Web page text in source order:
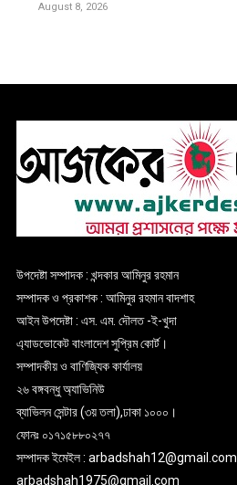
August 8, 2026
উপদেষ্টা সম্পাদক : খন্দকার আমিনুর রহমান
সম্পাদক ও প্রকাশক : আমিনুর রহমান বাদশাহ
আইন উপদেষ্টা : এস. এম. দৌলত -ই-খুদা
এ্যাডভোকেট বাংলাদেশ সুপ্রিম কোর্ট।
সম্পাদকীয় ও বাণিজ্যিক কার্যালয়
২৬ বঙ্গবন্ধু অ্যাভিনিউ
ব্যাভিলন সেন্টার (৩য় তলা),ঢাকা ১০০০।
ফোনঃ ০১৭১৫৮৮০২৭৭
সম্পাদক ইমেইল : arbadshah12@gmail.com
arbadshah1975@gmail.com